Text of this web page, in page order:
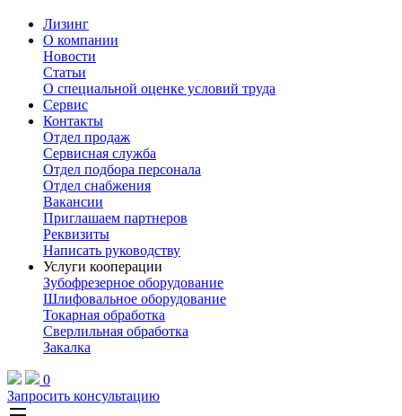
Лизинг
О компании
Новости
Статьи
О специальной оценке условий труда
Сервис
Контакты
Отдел продаж
Сервисная служба
Отдел подбора персонала
Отдел снабжения
Вакансии
Приглашаем партнеров
Реквизиты
Написать руководству
Услуги кооперации
Зубофрезерное оборудование
Шлифовальное оборудование
Токарная обработка
Cверлильная обработка
Закалка
0
Запросить консультацию